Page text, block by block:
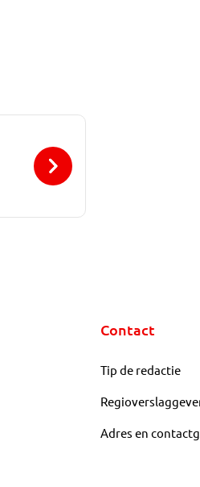
Contact
Tip de redactie
Adres en